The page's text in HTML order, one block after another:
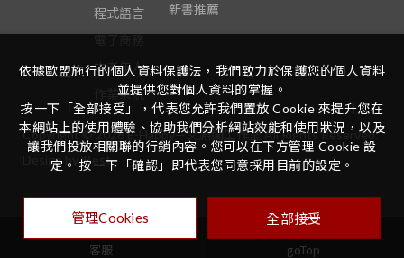
程式語言
中老年人
作業系統
新書推薦
Copyright ©2026E-Happy—文淵閣工作室All Rights Reserved.
Design by iBest
客服 goTop
依據歐盟施行的個人資料保護法，我們致力於保護您的個人資料
並提供您對個人資料的掌握。
按一下「全部接受」，代表您允許我們置放 Cookie 來提升您在
本網站上的使用體驗、協助我們分析網站效能和使用狀況，以及
讓我們投放相關聯的行銷內容。您可以在下方管理 Cookie 設
定。 按一下「確認」即代表您同意採用目前的設定。
管理Cookies 全部接受